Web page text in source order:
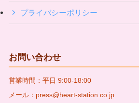
プライバシーポリシー
お問い合わせ
営業時間：平日 9:00-18:00
メール：press@heart-station.co.jp